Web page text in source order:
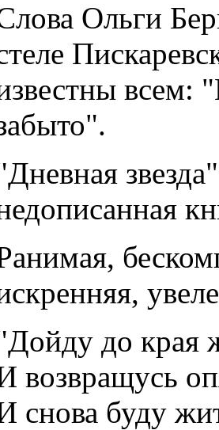
Ольги
всем:
до края
возвращусь
снова буду